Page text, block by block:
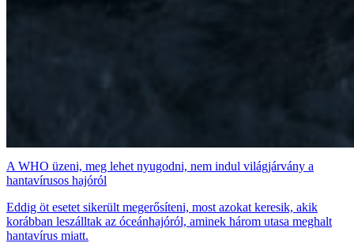
A WHO üzeni, meg lehet nyugodni, nem indul világjárvány a
hantavírusos hajóról
Eddig öt esetet sikerült megerősíteni, most azokat keresik, akik
korábban leszálltak az óceánhajóról, aminek három utasa meghalt
hantavírus miatt.